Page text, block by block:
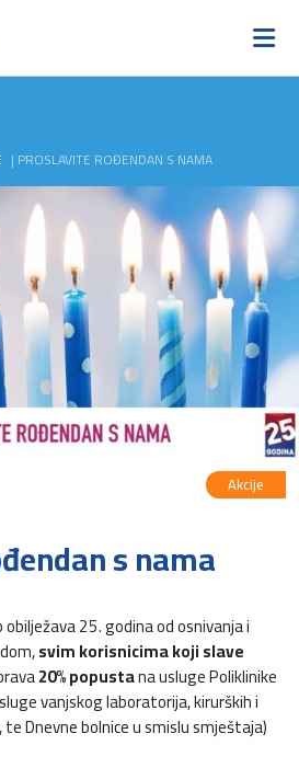
| PROSLAVITE ROĐENDAN S NAMA
Akcije
s nama
25. godina od osnivanja i
svim korisnicima koji slave
20% popustana usluge Poliklinike
vanjskog laboratorija, kirurških i
Dnevne bolnice u smislu smještaja)